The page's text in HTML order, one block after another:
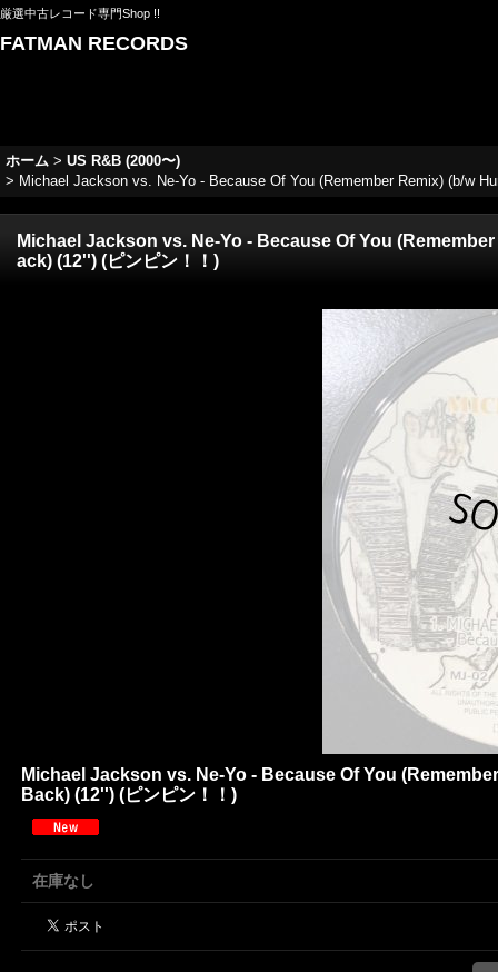
厳選中古レコード専門Shop !!
FATMAN RECORDS
ホーム > US R&B (2000〜)
> Michael Jackson vs. Ne-Yo - Because Of You (Remember Remix) (b/w
Michael Jackson vs. Ne-Yo - Because Of You
ack) (12'') (ピンピン！！)
Michael Jackson vs. Ne-Yo - Because Of You
Back) (12'') (ピンピン！！)
在庫なし